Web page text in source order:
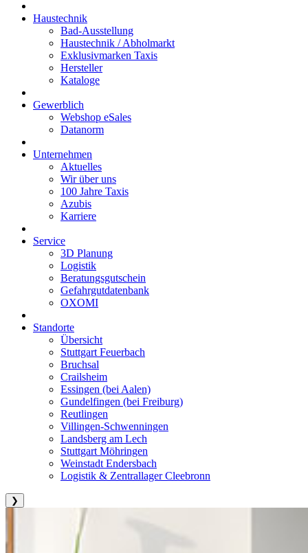
Haustechnik
Bad-Ausstellung
Haustechnik / Abholmarkt
Exklusivmarken Taxis
Hersteller
Kataloge
Gewerblich
Webshop eSales
Datanorm
Unternehmen
Aktuelles
Wir über uns
100 Jahre Taxis
Azubis
Karriere
Service
3D Planung
Logistik
Beratungsgutschein
Gefahrgutdatenbank
OXOMI
Standorte
Übersicht
Stuttgart Feuerbach
Bruchsal
Crailsheim
Essingen (bei Aalen)
Gundelfingen (bei Freiburg)
Reutlingen
Villingen-Schwenningen
Landsberg am Lech
Stuttgart Möhringen
Weinstadt Endersbach
Logistik & Zentrallager Cleebronn
❯